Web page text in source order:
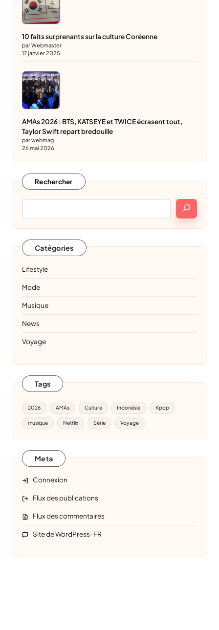
10 faits surprenants sur la culture Coréenne
par Webmaster
17 janvier 2025
AMAs 2026 : BTS, KATSEYE et TWICE écrasent tout,
Taylor Swift repart bredouille
par webmag
26 mai 2026
Rechercher
Catégories
Lifestyle
Mode
Musique
News
Voyage
Tags
2026 AMAs Culture Indonésie Kpop
musique Netflix Série Voyage
Meta
Connexion
Flux des publications
Flux des commentaires
Site de WordPress-FR